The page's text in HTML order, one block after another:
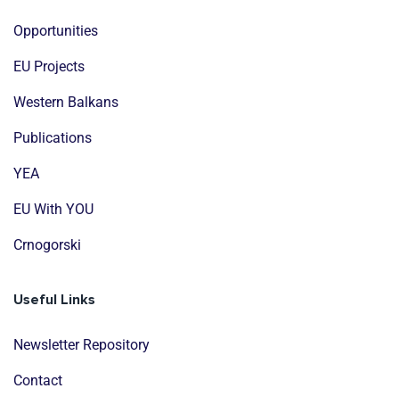
Opportunities
EU Projects
Western Balkans
Publications
YEA
EU With YOU
Crnogorski
Useful Links
Newsletter Repository
Contact